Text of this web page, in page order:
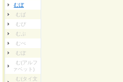
むぼ
むぱ
むぴ
むぷ
むぺ
むぽ
む(アルフ
ァベット)
む(タイ文